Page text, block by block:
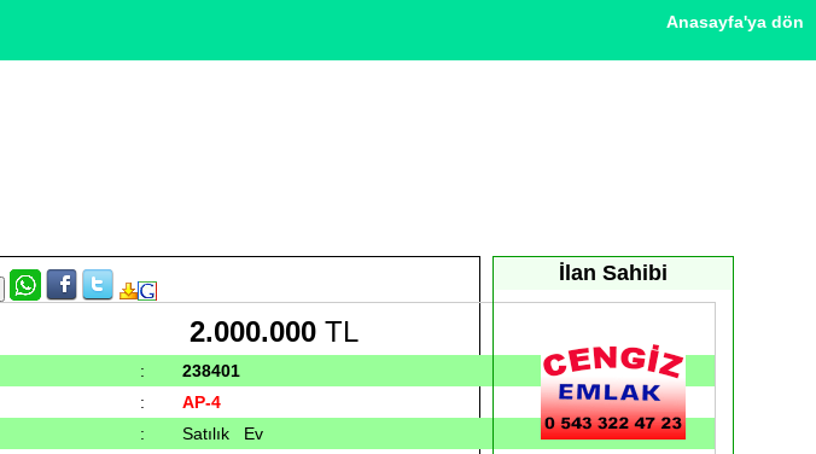
Anasayfa'ya dön
2.000.000 TL
:
238401
:
AP-4
:
Satılık Ev
İlan Sahibi